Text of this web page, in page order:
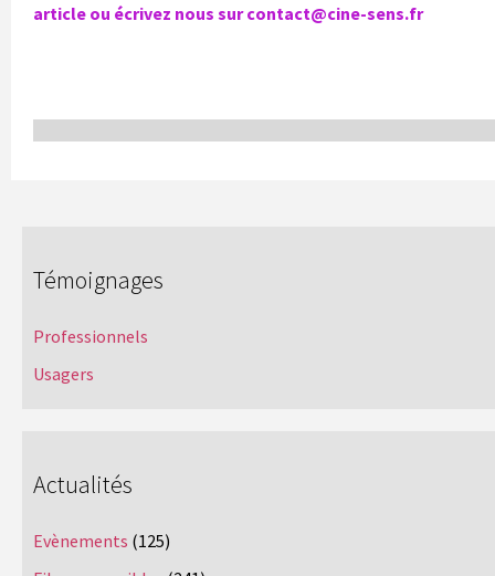
article ou écrivez nous sur contact@cine-sens.fr
Témoignages
Professionnels
Usagers
Actualités
Evènements (125)